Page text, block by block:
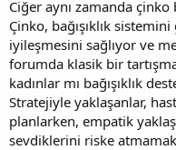
Ciğer aynı zamanda
Çinko, bağışıklık
iyileşmesini sağlıyor ve
forumda klasik bir
kadınlar mı bağışıklık
Stratejiyle yaklaşanlar,
planlarken, empatik
sevdiklerini riske